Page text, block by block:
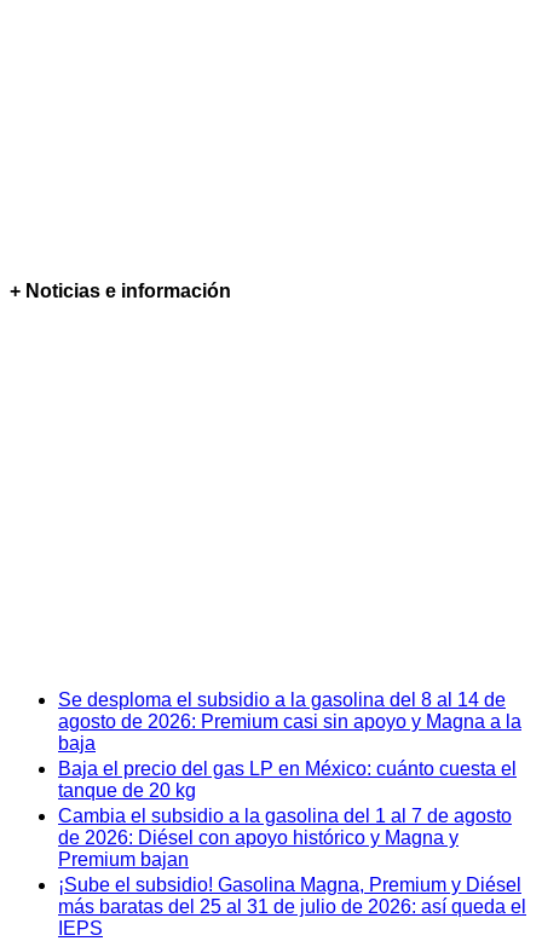
+ Noticias e información
Se desploma el subsidio a la gasolina del 8 al 14 de
agosto de 2026: Premium casi sin apoyo y Magna a la
baja
Baja el precio del gas LP en México: cuánto cuesta el
tanque de 20 kg
Cambia el subsidio a la gasolina del 1 al 7 de agosto
de 2026: Diésel con apoyo histórico y Magna y
Premium bajan
¡Sube el subsidio! Gasolina Magna, Premium y Diésel
más baratas del 25 al 31 de julio de 2026: así queda el
IEPS